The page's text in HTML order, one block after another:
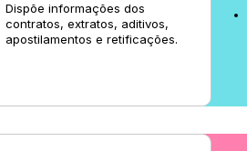
Dispõe informações dos
contratos, extratos, aditivos,
apostilamentos e retificações.